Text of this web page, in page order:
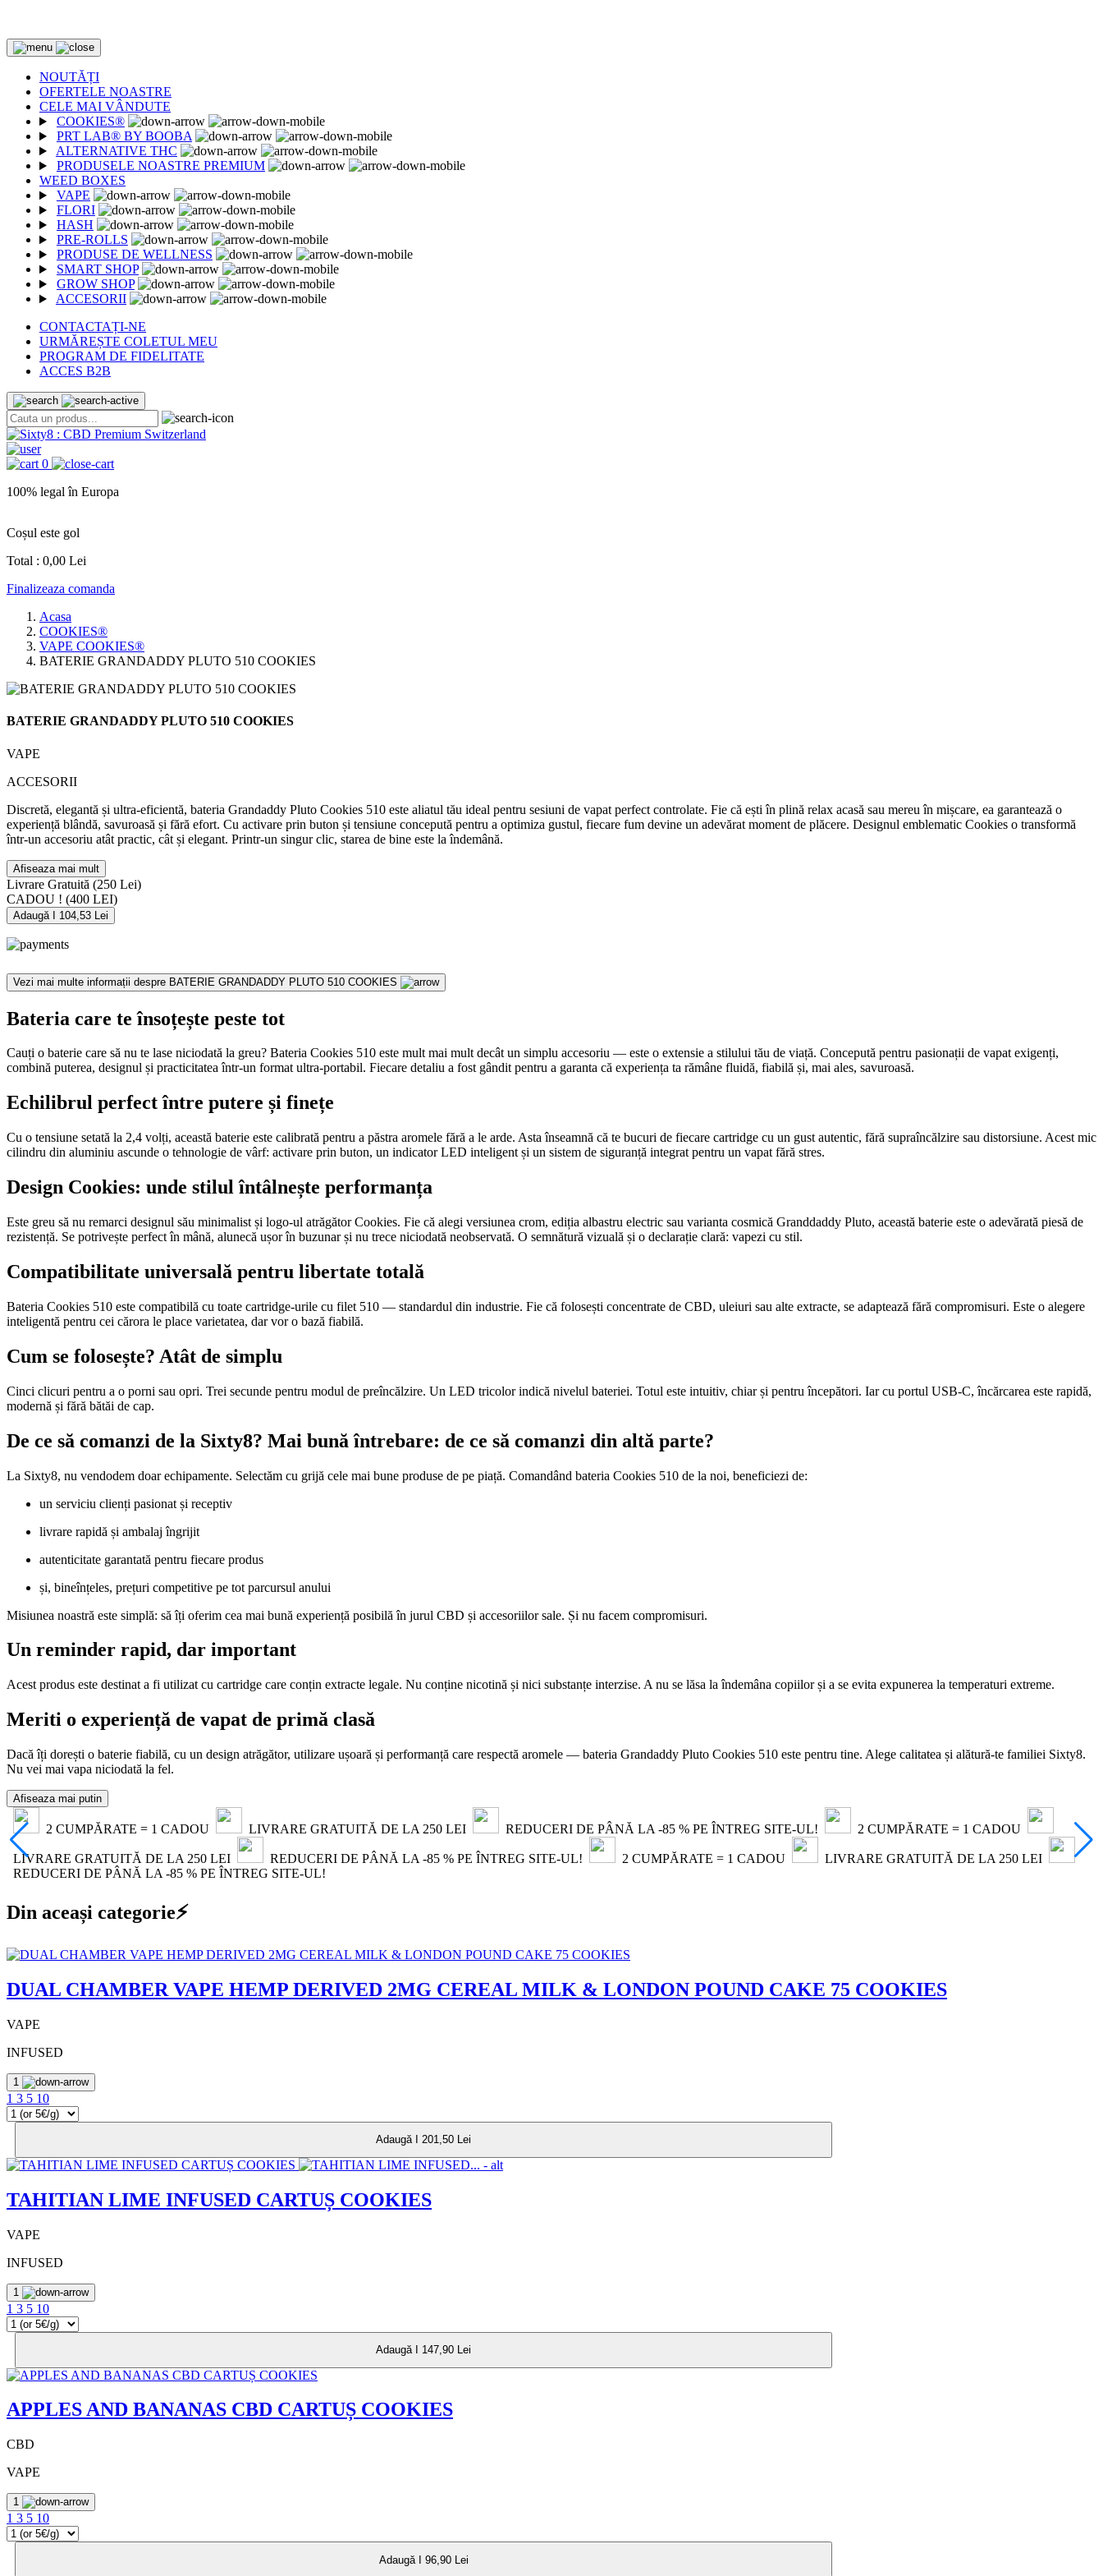
NOUTĂȚI
OFERTELE NOASTRE
CELE MAI VÂNDUTE
COOKIES®
PRT LAB® BY BOOBA
ALTERNATIVE THC
PRODUSELE NOASTRE PREMIUM
WEED BOXES
VAPE
FLORI
HASH
PRE-ROLLS
PRODUSE DE WELLNESS
SMART SHOP
GROW SHOP
ACCESORII
CONTACTAȚI-NE
URMĂREȘTE COLETUL MEU
PROGRAM DE FIDELITATE
ACCES B2B
0
100% legal în Europa
Coșul este gol
Total : 0,00 Lei
Finalizeaza comanda
Acasa
COOKIES®
VAPE COOKIES®
BATERIE GRANDADDY PLUTO 510 COOKIES
BATERIE GRANDADDY PLUTO 510 COOKIES
VAPE
ACCESORII
Discretă, elegantă și ultra-eficientă, bateria Grandaddy Pluto Cookies 510 este aliatul tău ideal pentru sesiuni de vapat perfect controlate. Fie că ești în plină relax acasă sau mereu în mișcare, ea garantează o
experiență blândă, savuroasă și fără efort. Cu activare prin buton și tensiune concepută pentru a optimiza gustul, fiecare fum devine un adevărat moment de plăcere. Designul emblematic Cookies o transformă
într-un accesoriu atât practic, cât și elegant. Printr-un singur clic, starea de bine este la îndemână.
Afiseaza mai mult
Livrare Gratuită (250 Lei)
CADOU ! (400 LEI)
Adaugă I 104,53 Lei
Vezi mai multe informații despre BATERIE GRANDADDY PLUTO 510 COOKIES
Bateria care te însoțește peste tot
Cauți o baterie care să nu te lase niciodată la greu? Bateria Cookies 510 este mult mai mult decât un simplu accesoriu — este o extensie a stilului tău de viață. Concepută pentru pasionații de vapat exigenți,
combină puterea, designul și practicitatea într-un format ultra-portabil. Fiecare detaliu a fost gândit pentru a garanta că experiența ta rămâne fluidă, fiabilă și, mai ales, savuroasă.
Echilibrul perfect între putere și finețe
Cu o tensiune setată la 2,4 volți, această baterie este calibrată pentru a păstra aromele fără a le arde. Asta înseamnă că te bucuri de fiecare cartridge cu un gust autentic, fără supraîncălzire sau distorsiune. Acest mic
cilindru din aluminiu ascunde o tehnologie de vârf: activare prin buton, un indicator LED inteligent și un sistem de siguranță integrat pentru un vapat fără stres.
Design Cookies: unde stilul întâlnește performanța
Este greu să nu remarci designul său minimalist și logo-ul atrăgător Cookies. Fie că alegi versiunea crom, ediția albastru electric sau varianta cosmică Granddaddy Pluto, această baterie este o adevărată piesă de
rezistență. Se potrivește perfect în mână, alunecă ușor în buzunar și nu trece niciodată neobservată. O semnătură vizuală și o declarație clară: vapezi cu stil.
Compatibilitate universală pentru libertate totală
Bateria Cookies 510 este compatibilă cu toate cartridge-urile cu filet 510 — standardul din industrie. Fie că folosești concentrate de CBD, uleiuri sau alte extracte, se adaptează fără compromisuri. Este o alegere
inteligentă pentru cei cărora le place varietatea, dar vor o bază fiabilă.
Cum se folosește? Atât de simplu
Cinci clicuri pentru a o porni sau opri. Trei secunde pentru modul de preîncălzire. Un LED tricolor indică nivelul bateriei. Totul este intuitiv, chiar și pentru începători. Iar cu portul USB-C, încărcarea este rapidă,
modernă și fără bătăi de cap.
De ce să comanzi de la Sixty8? Mai bună întrebare: de ce să comanzi din altă parte?
La Sixty8, nu vendodem doar echipamente. Selectăm cu grijă cele mai bune produse de pe piață. Comandând bateria Cookies 510 de la noi, beneficiezi de:
un serviciu clienți pasionat și receptiv
livrare rapidă și ambalaj îngrijit
autenticitate garantată pentru fiecare produs
și, bineînțeles, prețuri competitive pe tot parcursul anului
Misiunea noastră este simplă: să îți oferim cea mai bună experiență posibilă în jurul CBD și accesoriilor sale. Și nu facem compromisuri.
Un reminder rapid, dar important
Acest produs este destinat a fi utilizat cu cartridge care conțin extracte legale. Nu conține nicotină și nici substanțe interzise. A nu se lăsa la îndemâna copiilor și a se evita expunerea la temperaturi extreme.
Meriti o experiență de vapat de primă clasă
Dacă îți dorești o baterie fiabilă, cu un design atrăgător, utilizare ușoară și performanță care respectă aromele — bateria Grandaddy Pluto Cookies 510 este pentru tine. Alege calitatea și alătură-te familiei Sixty8.
Nu vei mai vapa niciodată la fel.
Afiseaza mai putin
2 CUMPĂRATE = 1 CADOU LIVRARE GRATUITĂ DE LA 250 LEI REDUCERI DE PÂNĂ LA -85 % PE ÎNTREG SITE-UL! 2 CUMPĂRATE = 1 CADOU
LIVRARE GRATUITĂ DE LA 250 LEI REDUCERI DE PÂNĂ LA -85 % PE ÎNTREG SITE-UL! 2 CUMPĂRATE = 1 CADOU
LIVRARE GRATUITĂ DE LA 250 LEI
REDUCERI DE PÂNĂ LA -85 % PE ÎNTREG SITE-UL!
Din aceași categorie⚡
DUAL CHAMBER VAPE HEMP DERIVED 2MG CEREAL MILK & LONDON POUND CAKE 75 COOKIES
VAPE
INFUSED
1
1 3 5 10
Adaugă I 201,50 Lei
TAHITIAN LIME INFUSED CARTUȘ COOKIES
VAPE
INFUSED
1
1 3 5 10
Adaugă I 147,90 Lei
APPLES AND BANANAS CBD CARTUȘ COOKIES
CBD
VAPE
1
1 3 5 10
Adaugă I 96,90 Lei